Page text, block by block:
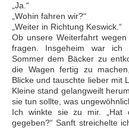
„Ja.“
„Wohin fahren wir?“
„Weiter in Richtung Keswick.“
Ob unsere Weiterfahrt
fragen. Insgeheim war ich
Sommer dem Bäcker zu
die Wagen fertig zu
Blicke und tauschte lieber mit
Kleine stand gelangweilt
sie tun sollte, was
Ich winkte sie zu mir. „Hat
gegeben?“ Sanft streichelte